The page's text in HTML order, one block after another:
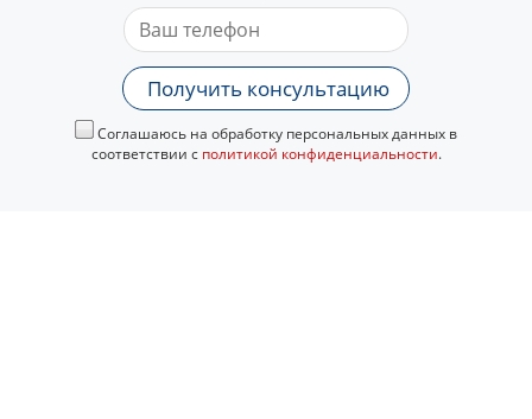
Получить консультацию
Соглашаюсь на обработку персональных данных в
соответствии с политикой конфиденциальности.